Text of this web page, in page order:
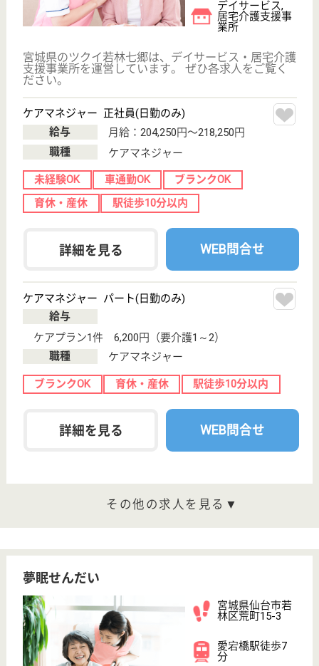
給与
月給：200,000円〜225,000円
職種
介護職
育休・産休
駅徒歩10分以内
詳細を見る
その他の求人を見る
コスモスケア若林営業所
宮城県仙台市若
林区木ノ下1-12-
28
連坊駅徒歩6分,
榴ヶ岡駅徒歩13
介護支援事業所
ーコスモス、そしてコスモスヘルパーステーションを
抱える営業所です◎従業員も家族も大切にする会社で
す。育児介護休業・休暇の制度もしっかりしています
よ♪会社と相談しながら勤務時間の調整ができるの
で、復帰後も無理なく働くことができています☆
介護職 パート(日勤のみ)
時給：1,150円〜1,660円
職種
介護職
無資格可 車通勤OK
短時間勤務OK
詳細を見る
給与
月給：185,064円
その他の求人を見る
現在の検索条件